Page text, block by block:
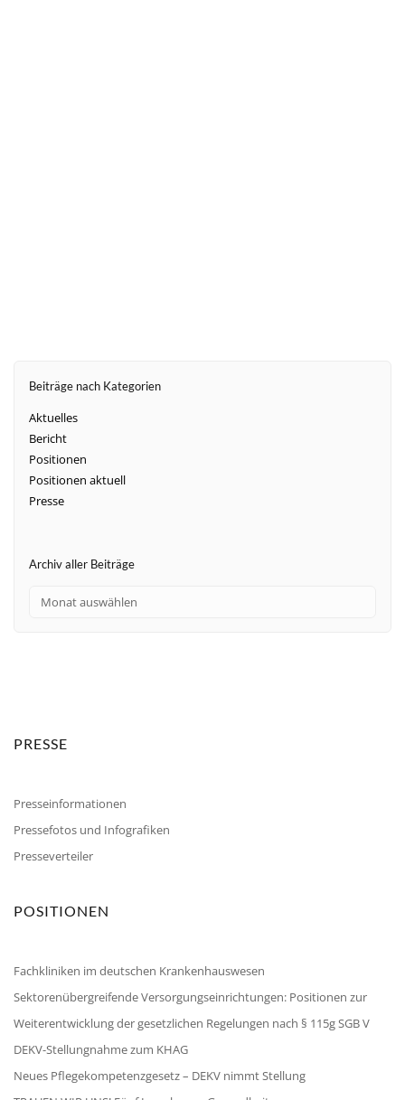
Beiträge nach Kategorien
Aktuelles
Bericht
Positionen
Positionen aktuell
Presse
Archiv aller Beiträge
PRESSE
Presseinformationen
Pressefotos und Infografiken
Presseverteiler
POSITIONEN
Fachkliniken im deutschen Krankenhauswesen
Sektorenübergreifende Versorgungseinrichtungen: Positionen zur
Weiterentwicklung der gesetzlichen Regelungen nach § 115g SGB V
DEKV-Stellungnahme zum KHAG
Neues Pflegekompetenzgesetz – DEKV nimmt Stellung